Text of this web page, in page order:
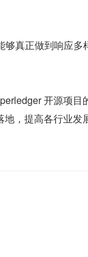
够真正做到响应多
开源项目
，提高各行业发